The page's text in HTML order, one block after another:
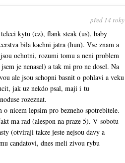
před 14 roky
kytu (cz), flank steak (us), baby
bila kachni jatra (hun). Vse znam a
ochotni, rozumi tomu a neni problem
je nenasel) a tak mi pro ne dosel. Na
ale jsou schopni basnit o pohlavi a veku
jak uz nekdo psal, maji i tu
rozeznat.
nicem lepsim pro bezneho spotrebitele.
ma rad (alespon na praze 5). V sobotu
(otviraji takze jeste nejsou davy a
candatovi, dnes meli zivou rybu